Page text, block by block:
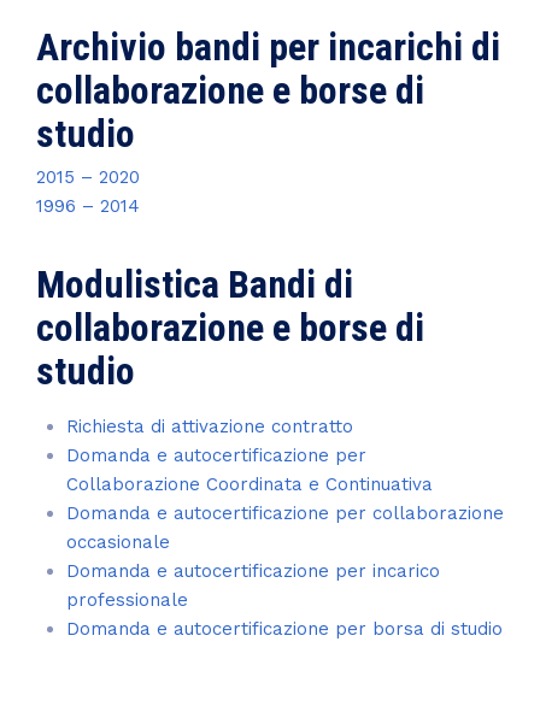
Archivio bandi per incarichi di
collaborazione e borse di
studio
2015 – 2020
1996 – 2014
Modulistica Bandi di
collaborazione e borse di
studio
Richiesta di attivazione contratto
Domanda e autocertificazione per
Collaborazione Coordinata e Continuativa
Domanda e autocertificazione per collaborazione
occasionale
Domanda e autocertificazione per incarico
professionale
Domanda e autocertificazione per borsa di studio